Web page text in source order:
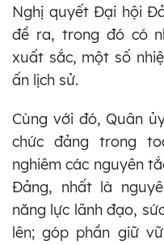
Nghị quyết Đại hội
đề ra, trong đó có
xuất sắc, một số
ấn lịch sử.
Cùng với đó, Quân
chức đảng trong
nghiêm các nguyên
Đảng, nhất là
năng lực lãnh đạo,
lên; góp phần giữ